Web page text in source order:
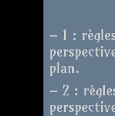
– 1 :
plan.
– 2 :